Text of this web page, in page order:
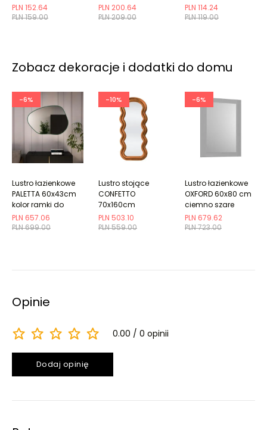
PLN 159.00
PLN 152.64
PLN 209.00
PLN 200.64
PLN 119.00
PLN 114.24
Zobacz dekoracje i dodatki do domu
-6%
PLN 699.00
PLN 657.06
Lustro łazienkowe
PALETTA 60x43cm
kolor ramki do
wyboru
-10%
PLN 559.00
PLN 503.10
Lustro stojące
CONFETTO
70x160cm
cynamonowe
tapicerowane
-6%
PLN 723.00
PLN 679.62
Lustro łazienkowe
OXFORD 60x80 cm
ciemno szare
półmat w
drewnianej ramie
Opinie
0.00 0 opinii
Dodaj opinię